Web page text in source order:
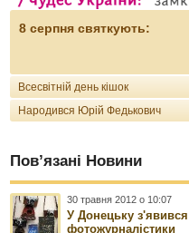
8 серпня святкують:
Всесвітній день кішок
Народився Юрій Федькович
Пов’язані Новини
30 травня 2012 о 10:07
У Донецьку
фотожурналістики